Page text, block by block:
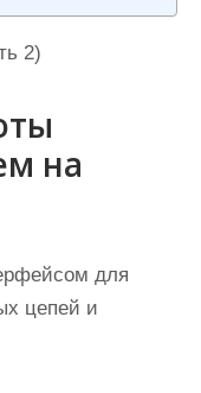
2)
на
для
цепей и